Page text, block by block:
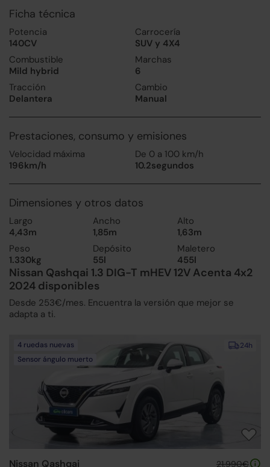
Ficha técnica
Potencia
140CV
Carrocería
SUV y 4X4
Combustible
Mild hybrid
Marchas
6
Tracción
Delantera
Cambio
Manual
Prestaciones, consumo y emisiones
Velocidad máxima
196km/h
De 0 a 100 km/h
10.2segundos
Dimensiones y otros datos
Largo
4,43m
Ancho
1,85m
Alto
1,63m
Peso
1.330kg
Depósito
55l
Maletero
455l
Nissan Qashqai 1.3 DIG-T mHEV 12V Acenta 4x2
2024 disponibles
Desde 253€/mes. Encuentra la versión que mejor se
adapta a ti.
24h
4 ruedas nuevas
Sensor ángulo muerto
Nissan Qashqai 21.990€